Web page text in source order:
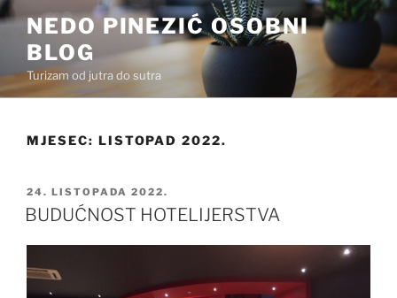
Preskoči
sadržaj
NEDO PINEZIĆ OSOBNI
BLOG
Turizam od jutra do sutra
MJESEC: LISTOPAD 2022.
OBJAVLJENO
24. LISTOPADA 2022.
BUDUĆNOST HOTELIJERSTVA